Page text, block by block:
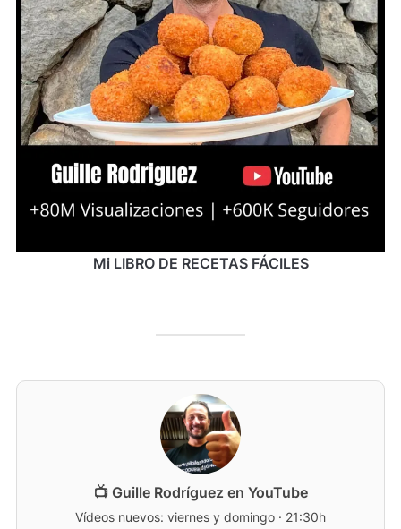
Mi LIBRO DE RECETAS FÁCILES
📺 Guille Rodríguez en YouTube
Vídeos nuevos: viernes y domingo · 21:30h